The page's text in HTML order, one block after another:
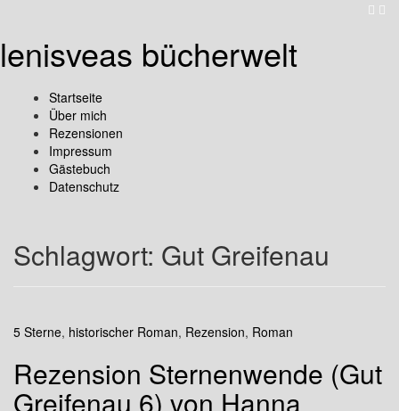
lenisveas bücherwelt
Startseite
Über mich
Rezensionen
Impressum
Gästebuch
Datenschutz
Schlagwort: Gut Greifenau
5 Sterne, historischer Roman, Rezension, Roman
Rezension Sternenwende (Gut
Greifenau 6) von Hanna